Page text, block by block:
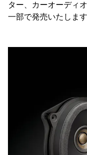
ター、カーオーディ
一部で発売いたします